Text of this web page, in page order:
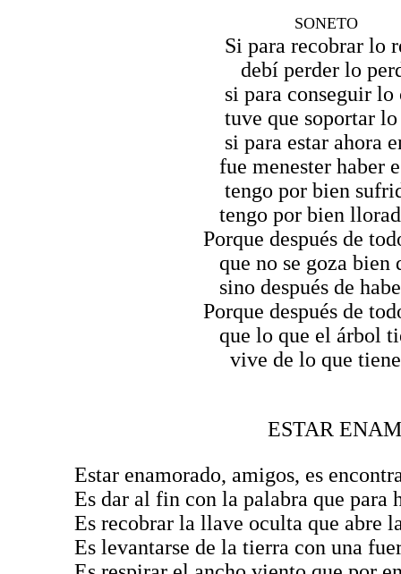
SONETO
Si para recobrar lo
debí perder lo
si para conseguir lo
tuve que soportar lo
si para estar ahora
fue menester haber
tengo por bien sufrido
tengo por bien llorado
Porque después de todo
que no se goza bien de
sino después de haberlo
Porque después de todo
que lo que el árbol tiene
vive de lo que tiene
ESTAR
Estar enamorado, amigos, es
Es dar al fin con la palabra que para
Es recobrar la llave oculta que abre
Es levantarse de la tierra con una